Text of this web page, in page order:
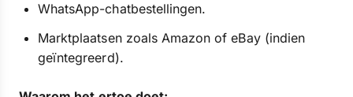
WhatsApp-chatbestellingen.
Marktplaatsen zoals Amazon of eBay (indien
geïntegreerd).